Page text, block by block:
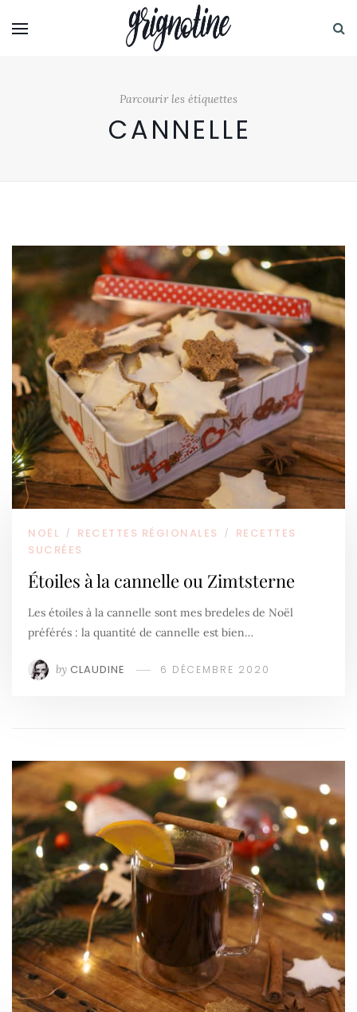
Parcourir les étiquettes
CANNELLE
NOËL / RECETTES RÉGIONALES /
RECETTES
SUCRÉES
Étoiles à la cannelle ou Zimtsterne
Les étoiles à la cannelle sont mes bredeles de Noël
préférés : la quantité de cannelle est bien…
by CLAUDINE 6 DÉCEMBRE 2020